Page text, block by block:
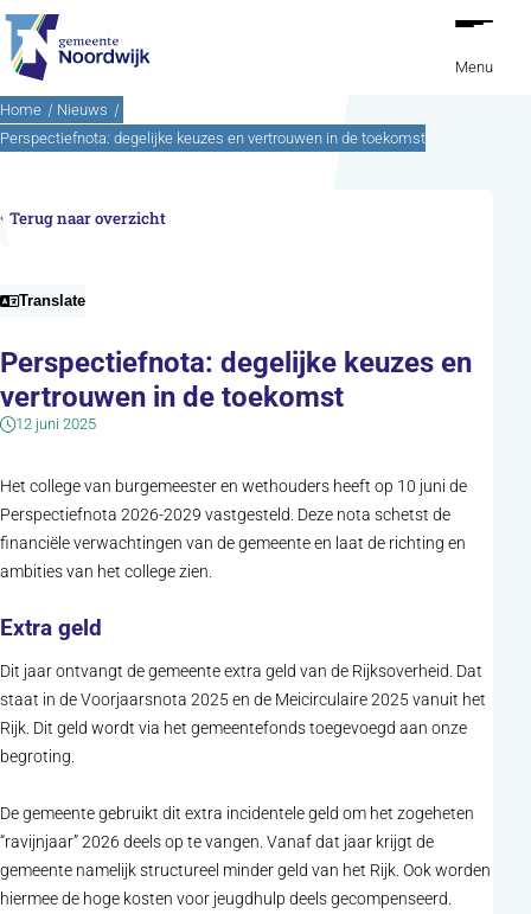
Ga naar de inhoud
Menu
Home
Nieuws
Perspectiefnota: degelijke keuzes en vertrouwen in de toekomst
Terug naar overzicht
Translate
Perspectiefnota: degelijke keuzes en
vertrouwen in de toekomst
12 juni 2025
Het college van burgemeester en wethouders heeft op 10 juni de
Perspectiefnota 2026-2029 vastgesteld. Deze nota schetst de
financiële verwachtingen van de gemeente en laat de richting en
ambities van het college zien.
Extra geld
Dit jaar ontvangt de gemeente extra geld van de Rijksoverheid. Dat
staat in de Voorjaarsnota 2025 en de Meicirculaire 2025 vanuit het
Rijk. Dit geld wordt via het gemeentefonds toegevoegd aan onze
begroting.
De gemeente gebruikt dit extra incidentele geld om het zogeheten
“ravijnjaar” 2026 deels op te vangen. Vanaf dat jaar krijgt de
gemeente namelijk structureel minder geld van het Rijk. Ook worden
hiermee de hoge kosten voor jeugdhulp deels gecompenseerd.